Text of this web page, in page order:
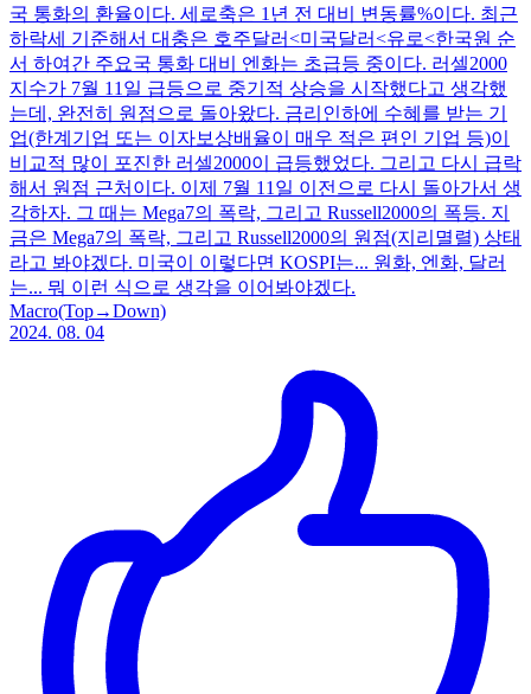
국 통화의 환율이다. 세로축은 1년 전 대비 변동률%이다. 최근
하락세 기준해서 대충은 호주달러<미국달러<유로<한국원 순
서 하여간 주요국 통화 대비 엔화는 초급등 중이다. 러셀2000
지수가 7월 11일 급등으로 중기적 상승을 시작했다고 생각했
는데, 완전히 원점으로 돌아왔다. 금리인하에 수혜를 받는 기
업(한계기업 또는 이자보상배율이 매우 적은 편인 기업 등)이
비교적 많이 포진한 러셀2000이 급등했었다. 그리고 다시 급락
해서 원점 근처이다. 이제 7월 11일 이전으로 다시 돌아가서 생
각하자. 그 때는 Mega7의 폭락, 그리고 Russell2000의 폭등. 지
금은 Mega7의 폭락, 그리고 Russell2000의 원점(지리멸렬) 상태
라고 봐야겠다. 미국이 이렇다면 KOSPI는... 원화, 엔화, 달러
는... 뭐 이런 식으로 생각을 이어봐야겠다.
Macro(Top→Down)
2024. 08. 04